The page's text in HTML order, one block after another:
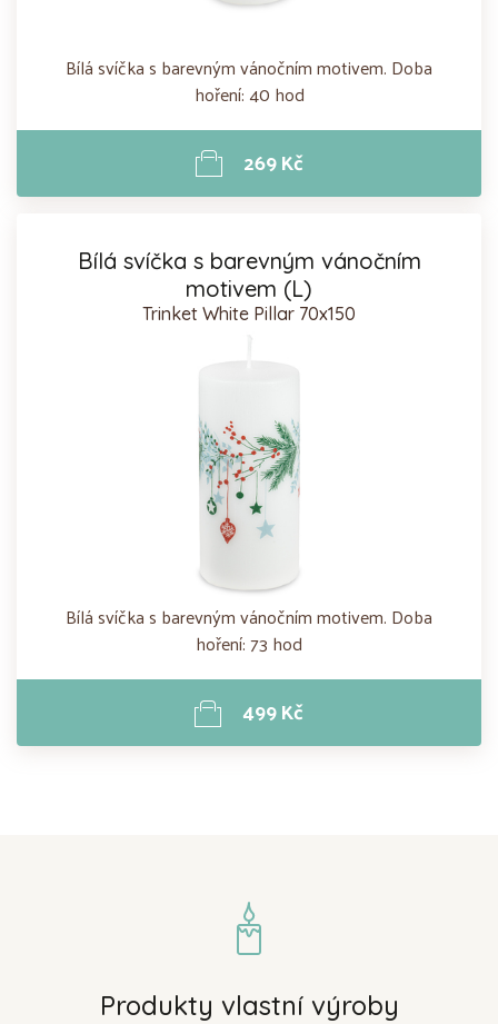
Bílá svíčka s barevným vánočním motivem. Doba
hoření: 40 hod
269 Kč
Bílá svíčka s barevným vánočním
motivem (L)
Trinket White Pillar 70x150
Bílá svíčka s barevným vánočním motivem. Doba
hoření: 73 hod
499 Kč
Produkty vlastní výroby